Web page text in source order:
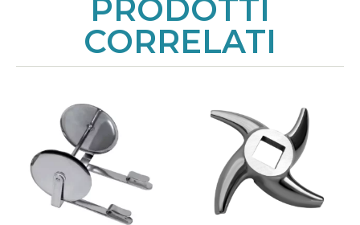
PRODOTTI
CORRELATI